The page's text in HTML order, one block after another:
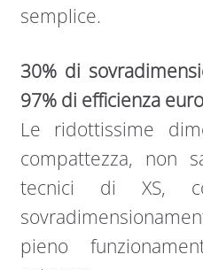
semplice.
30% di
97% di efficienza
Le ridottissime
compattezza, non
tecnici di XS,
pieno